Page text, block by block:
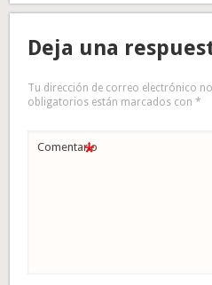
Deja una
Tu dirección de correo electrónico
obligatorios están marcados con*
Comentario
*